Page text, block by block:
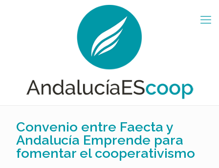
Convenio entre Faecta y
Andalucía Emprende para
fomentar el cooperativismo